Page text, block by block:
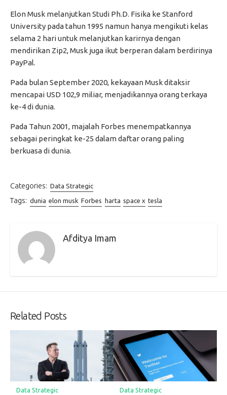
Elon Musk melanjutkan Studi Ph.D. Fisika ke Stanford
University pada tahun 1995 namun hanya mengikuti kelas
selama 2 hari untuk melanjutkan karirnya dengan
mendirikan Zip2, Musk juga ikut berperan dalam berdirinya
PayPal.
Pada bulan September 2020, kekayaan Musk ditaksir
mencapai USD 102,9 miliar, menjadikannya orang terkaya
ke-4 di dunia.
Pada Tahun 2001, majalah Forbes menempatkannya
sebagai peringkat ke-25 dalam daftar orang paling
berkuasa di dunia.
Categories: Data Strategic
Tags: dunia elon musk Forbes harta space x tesla
Afditya Imam
Related Posts
Data Strategic Data Strategic